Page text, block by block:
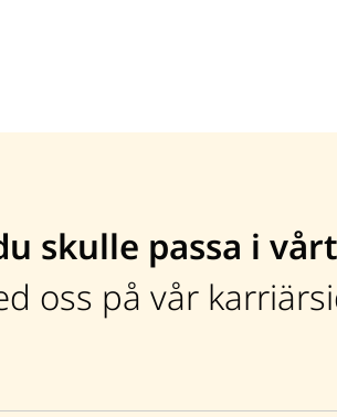
skulle passa i
oss på vår